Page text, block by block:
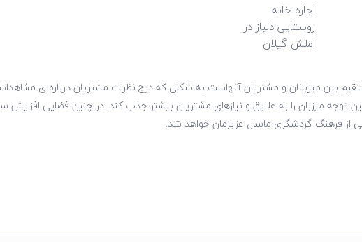
اجاره خانه
روستایی دلباز در
املش گیلان
بین میزبانان و مشتریان آنهاست به شکلی که درج نظرات مشتریان درباره ی
توجه میزبان را به علایق و نیازهای مشتریان بیشتر جذب کند. در چنین فضایی افزایش
از فرهنگ گردشگری ماسال عزیزمان خواهد شد.